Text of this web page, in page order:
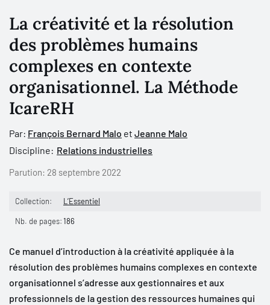
La créativité et la résolution
des problèmes humains
complexes en contexte
organisationnel. La Méthode
IcareRH
Par: François Bernard Malo et Jeanne Malo
Discipline: Relations industrielles
Parution: 28 septembre 2022
Collection: L’Essentiel
Nb. de pages:186
Ce manuel d’introduction à la créativité appliquée à la
résolution des problèmes humains complexes en contexte
organisationnel s’adresse aux gestionnaires et aux
professionnels de la gestion des ressources humaines qui